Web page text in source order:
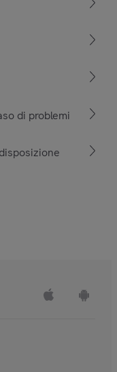
di problemi